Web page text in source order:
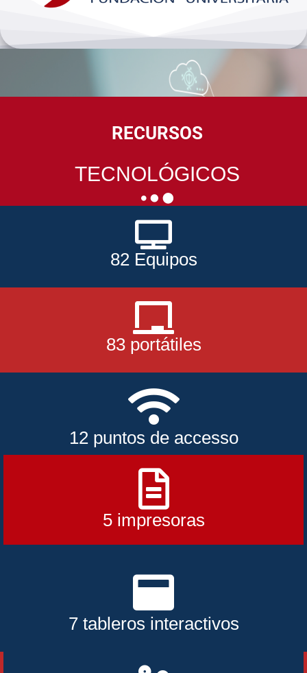
Investigación
Extension y desarrolloRECURSOS
TECNOLÓGICOS
82 Equipos
83 portátiles
12 puntos de accesso
5 impresoras
7 tableros interactivos